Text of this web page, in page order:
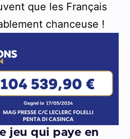
que les Français
chanceuse !
jeu qui paye en